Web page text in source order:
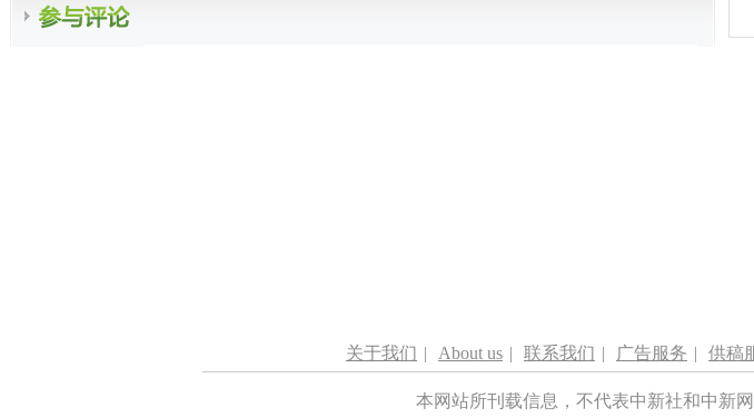
关于我们 | About us | 联系我们 | 广告服务 | 供稿
本网站所刊载信息，不代表中新社和中新